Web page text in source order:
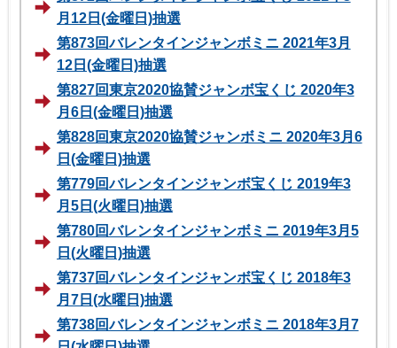
月12日(金曜日)抽選
第873回バレンタインジャンボミニ 2021年3月
12日(金曜日)抽選
第827回東京2020協賛ジャンボ宝くじ 2020年3
月6日(金曜日)抽選
第828回東京2020協賛ジャンボミニ 2020年3月6
日(金曜日)抽選
第779回バレンタインジャンボ宝くじ 2019年3
月5日(火曜日)抽選
第780回バレンタインジャンボミニ 2019年3月5
日(火曜日)抽選
第737回バレンタインジャンボ宝くじ 2018年3
月7日(水曜日)抽選
第738回バレンタインジャンボミニ 2018年3月7